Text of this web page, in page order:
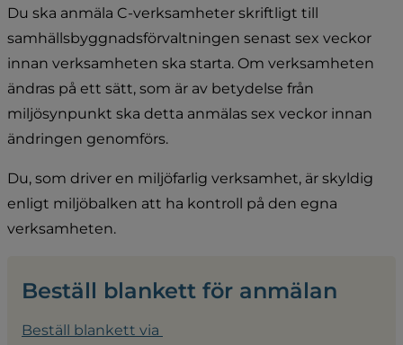
Du ska anmäla C-verksamheter skriftligt till
samhällsbyggnadsförvaltningen senast sex veckor
innan verksamheten ska starta. Om verksamheten
ändras på ett sätt, som är av betydelse från
miljösynpunkt ska detta anmälas sex veckor innan
ändringen genomförs.
Du, som driver en miljöfarlig verksamhet, är skyldig
enligt miljöbalken att ha kontroll på den egna
verksamheten.
Beställ blankett för anmälan
Beställ blankett via